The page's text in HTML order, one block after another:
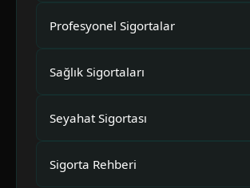
Profesyonel Sigortalar
Sağlık Sigortaları
Seyahat Sigortası
Sigorta Rehberi